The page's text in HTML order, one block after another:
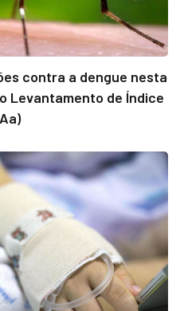
contra a dengue nesta
Levantamento de Índice